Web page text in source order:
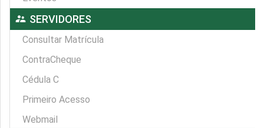
supervisor_account SERVIDORES
Consultar Matrícula
ContraCheque
Cédula C
Primeiro Acesso
Webmail